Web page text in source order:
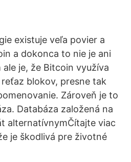
existuje veľa povier a
a dokonca to nie je ani
je, že Bitcoin využíva
blokov, presne tak
Zároveň je to
Databáza založená na
alternatívnymČítajte viac
je škodlivá pre životné